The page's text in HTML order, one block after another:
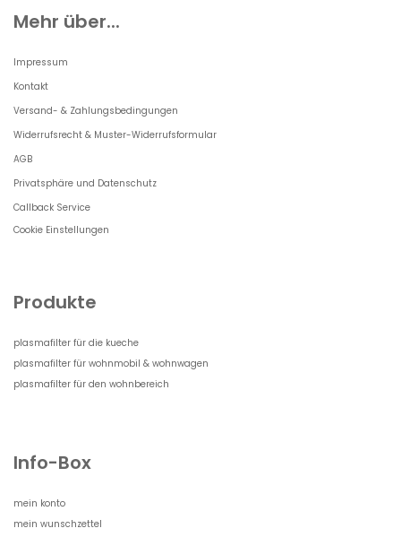
Mehr über...
Impressum
Kontakt
Versand- & Zahlungsbedingungen
Widerrufsrecht & Muster-Widerrufsformular
AGB
Privatsphäre und Datenschutz
Callback Service
Cookie Einstellungen
Produkte
plasmafilter für die kueche
plasmafilter für wohnmobil & wohnwagen
plasmafilter für den wohnbereich
Info-Box
mein konto
mein wunschzettel